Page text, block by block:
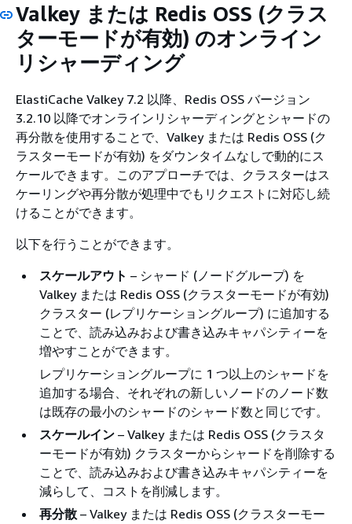
Valkey または Redis OSS (クラス
ターモードが有効) のオンライン
リシャーディング
ElastiCache Valkey 7.2 以降、Redis OSS バージョン
3.2.10 以降でオンラインリシャーディングとシャードの
再分散を使用することで、Valkey または Redis OSS (ク
ラスターモードが有効) をダウンタイムなしで動的にス
ケールできます。このアプローチでは、クラスターはス
ケーリングや再分散が処理中でもリクエストに対応し続
けることができます。
以下を行うことができます。
スケールアウト – シャード (ノードグループ) を
Valkey または Redis OSS (クラスターモードが有効)
クラスター (レプリケーショングループ) に追加する
ことで、読み込みおよび書き込みキャパシティーを
増やすことができます。
レプリケーショングループに 1 つ以上のシャードを
追加する場合、それぞれの新しいノードのノード数
は既存の最小のシャードのシャード数と同じです。
スケールイン – Valkey または Redis OSS (クラスタ
ーモードが有効) クラスターからシャードを削除する
ことで、読み込みおよび書き込みキャパシティーを
減らして、コストを削減します。
再分散 – Valkey または Redis OSS (クラスターモー